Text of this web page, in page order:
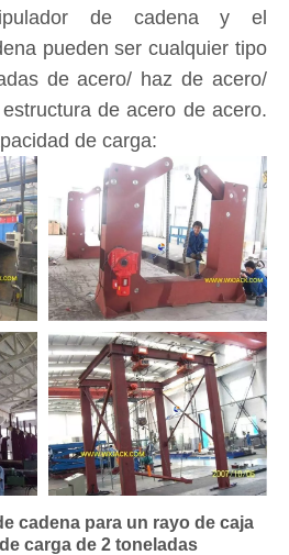
de cadena y el
pueden ser cualquier tipo
de acero/ haz de acero/
de acero de acero.
de carga:
cadena para un rayo de caja
carga de 2 toneladas